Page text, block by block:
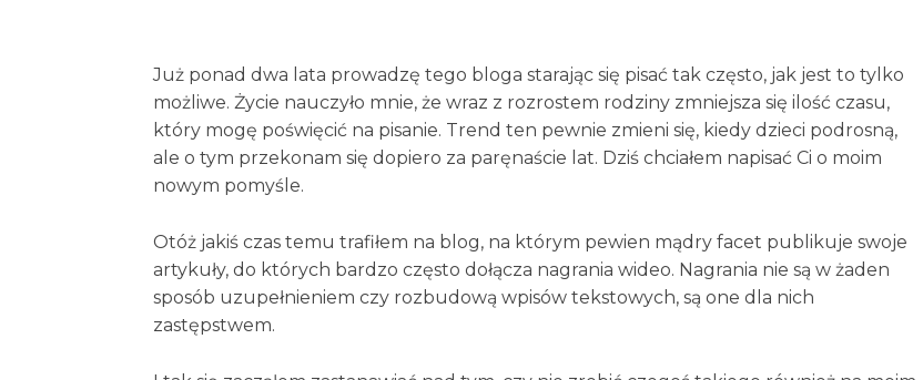
Już ponad dwa lata prowadzę tego bloga starając się pisać tak często, jak jest to tylko
możliwe. Życie nauczyło mnie, że wraz z rozrostem rodziny zmniejsza się ilość czasu,
który mogę poświęcić na pisanie. Trend ten pewnie zmieni się, kiedy dzieci podrosną,
ale o tym przekonam się dopiero za paręnaście lat. Dziś chciałem napisać Ci o moim
nowym pomyśle.
Otóż jakiś czas temu trafiłem na blog, na którym pewien mądry facet publikuje swoje
artykuły, do których bardzo często dołącza nagrania wideo. Nagrania nie są w żaden
sposób uzupełnieniem czy rozbudową wpisów tekstowych, są one dla nich
zastępstwem.